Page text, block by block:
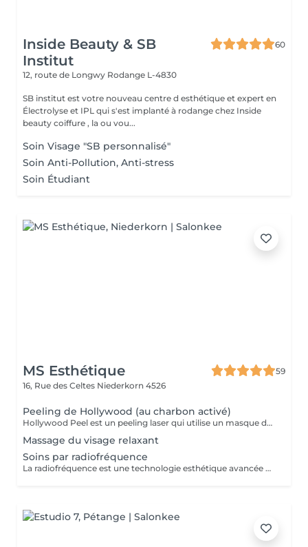
Inside Beauty & SB
Institut
60
12, route de Longwy Rodange L-4830
SB institut est votre nouveau centre d esthétique et expert en
Électrolyse et IPL qui s'est implanté à rodange chez Inside
beauty coiffure , la ou vou...
Soin Visage "SB personnalisé"
Soin Anti-Pollution, Anti-stress
Soin Étudiant
MS Esthétique
59
16, Rue des Celtes Niederkorn 4526
Peeling de Hollywood (au charbon activé)
Hollywood Peel est un peeling laser qui utilise un masque de charbon posé sur la peau comme vecteur de chaleur pour la rajeunir et la nettoyer en profondeur. Ce soin donne un coup d'éclat immédiat sans aucune éviction sociale. Grâce au Hollywood Peel, votre peau est exfoliée, les lésions solaires et pigmentaires sont réduites, la synthèse de collagène est stimulée, l'acné est régulée et votre grain de peau est unifié. Votre peau retrouve sa lumière naturelle dès la première séance d'Hollywood Peel. Les résultats durent plusieurs mois en fonction de l'état de la peau, du type de peau et du mode de vie.
Massage du visage relaxant
Soins par radiofréquence
La radiofréquence est une technologie esthétique avancée qui chauffe les couches profondes de la peau afin de stimuler le collagène. Ce traitement procure un effet raffermissant, améliore les contours du visage et aide à réduire l'apparence de la cellulite pour une peau plus lisse et plus jeune. Peau plus ferme et tonifiée Réduction des rides et ridules Amélioration de l'élasticité de la peau Effet liftant naturel Réduction de l'aspect de la cellulite